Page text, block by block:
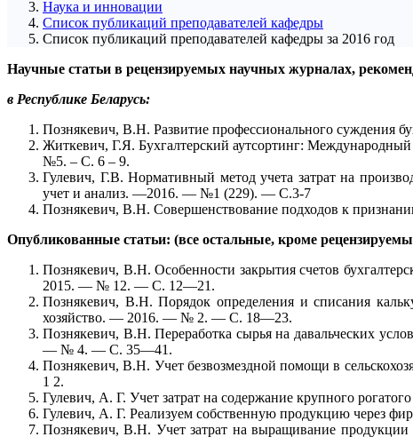
Наука и инновации
Список публикаций преподавателей кафедры
Список публикаций преподавателей кафедры за 2016 год
Научные статьи в рецензируемых научных журналах,
в Республике Беларусь:
Познякевич, В.Н. Развитие профессионального
Житкевич, Г.Я. Бухгалтерский аутсортинг:
№5. – С. 6 – 9.
Гулевич, Г.В. Нормативный метод учета затрат на
учет и анализ. —2016. — №1 (229). — С.3-7
Познякевич, В.Н. Совершенствование подходов к
Опубликованные статьи: (все остальные, кроме
Познякевич, В.Н. Особенности закрытия счетов
2015. — № 12. — С. 12—21.
Познякевич, В.Н. Порядок определения и списания
хозяйство. — 2016. — № 2. — С. 18—23.
Познякевич, В.Н. Переработка сырья на давальческих
— № 4. — С. 35—41.
Познякевич, В.Н. Учет безвозмездной помощи в
1 2.
Гулевич, А. Г. Учет затрат на содержание крупного
Гулевич, А. Г. Реализуем собственную продукцию через
Познякевич, В.Н. Учет затрат на выращивание